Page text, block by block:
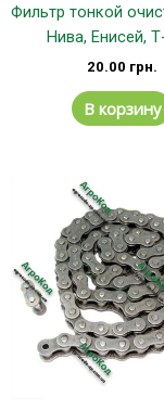
Фильтр тонкой
Нива, Енисей,
20.00 грн.
В корзину